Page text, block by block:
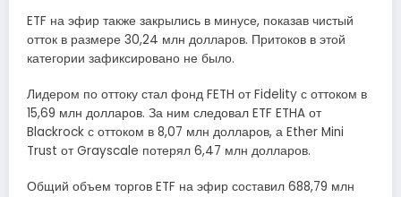
ETF на эфир также закрылись в минусе, показав чистый
отток в размере 30,24 млн долларов. Притоков в этой
категории зафиксировано не было.
Лидером по оттоку стал фонд FETH от Fidelity с оттоком в
15,69 млн долларов. За ним следовал ETF ETHA от
Blackrock с оттоком в 8,07 млн долларов, а Ether Mini
Trust от Grayscale потерял 6,47 млн долларов.
Общий объем торгов ETF на эфир составил 688,79 млн